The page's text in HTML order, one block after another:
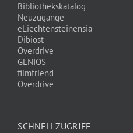
Bibliothekskatalog
Neuzugänge
eLiechtensteinensia
Dibiost
Overdrive
GENIOS
filmfriend
Overdrive
SCHNELLZUGRIFF